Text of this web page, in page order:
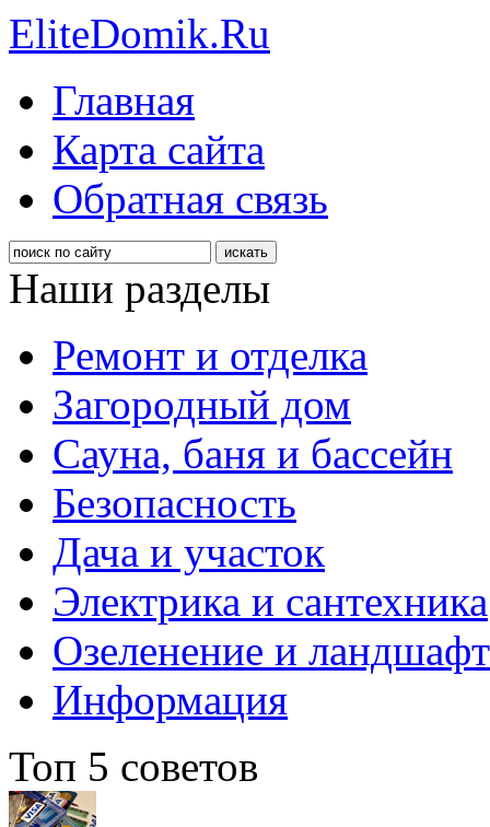
EliteDomik.Ru
Главная
Карта сайта
Обратная связь
Наши разделы
Ремонт и отделка
Загородный дом
Сауна, баня и бассейн
Безопасность
Дача и участок
Электрика и сантехника
Озеленение и
Информация
Топ 5 советов